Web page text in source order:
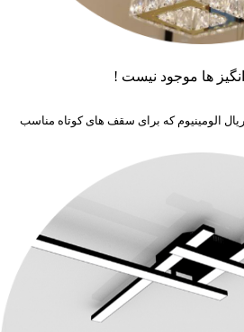
ها موجود نیست !
الومینیوم که برای سقف های کوتاه مناسب